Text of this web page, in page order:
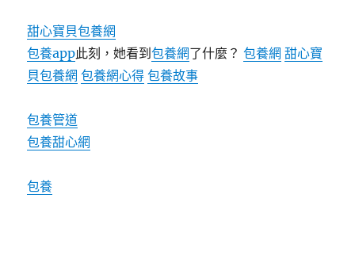
心
得
甜心寶貝包養網
包養app此刻，她看到包養網了什麼？包養網 甜心寶
貝包養網 包養網心得 包養故事
包養管道
包養甜心網
包養